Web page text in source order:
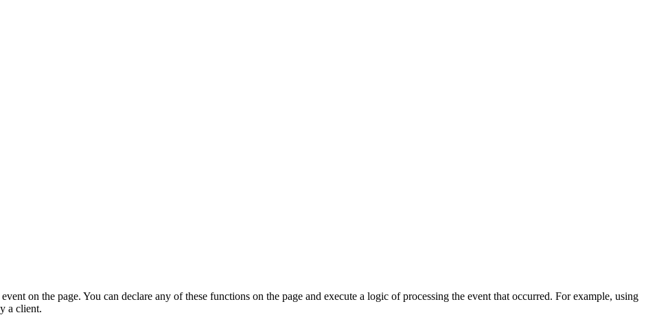
on the page. You can declare any of these functions on the page and execute a logic of processing the event that occurred. For example, using
a client.